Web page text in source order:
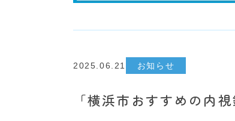
2025.06.21 お知らせ
「横浜市おすすめの内